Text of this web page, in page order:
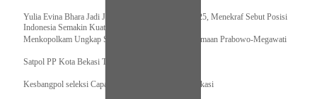
Yulia Evina Bhara Jadi Juri Festival Film Cannes 2025, Menekraf Sebut Posisi
Indonesia Semakin Kuat
Menkopolkam Ungkap Spirit Persatuan dan Kebersamaan Prabowo-Megawati
Satpol PP Kota Bekasi Tertibkan PPKS
Kesbangpol seleksi Capaska 736 Siswa/i se-Kota Bekasi